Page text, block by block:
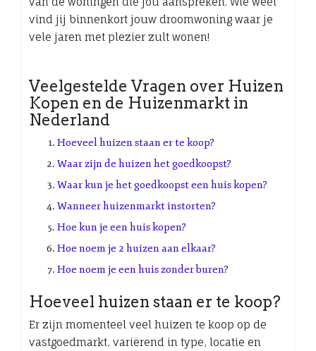
vind jij binnenkort jouw droomwoning waar je
vele jaren met plezier zult wonen!
Veelgestelde Vragen over Huizen
Kopen en de Huizenmarkt in
Nederland
Hoeveel huizen staan er te koop?
Waar zijn de huizen het goedkoopst?
Waar kun je het goedkoopst een huis kopen?
Wanneer huizenmarkt instorten?
Hoe kun je een huis kopen?
Hoe noem je 2 huizen aan elkaar?
Hoe noem je een huis zonder buren?
Hoeveel huizen staan er te koop?
Er zijn momenteel veel huizen te koop op de
vastgoedmarkt, variërend in type, locatie en